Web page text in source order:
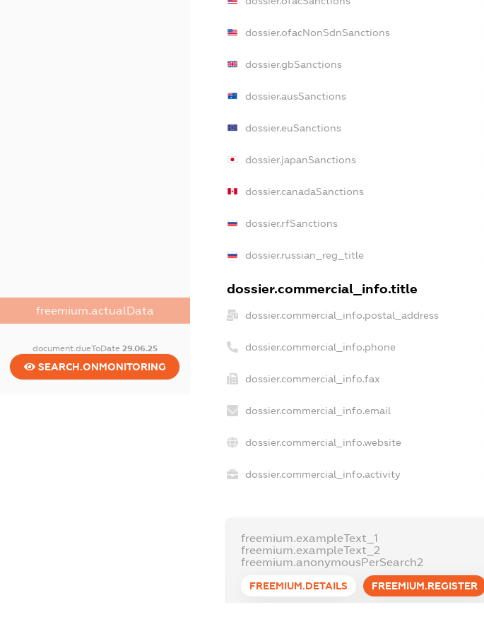
freemium.actualData
document.dueToDate 29.06.25
SEARCH.ONMONITORING
dossier.ofacNonSdnSanctions
dossier.gbSanctions
dossier.ausSanctions
dossier.euSanctions
dossier.japanSanctions
dossier.canadaSanctions
dossier.rfSanctions
dossier.russian_reg_title
dossier.commercial_info.title
dossier.commercial_info.postal_address
dossier.commercial_info.phone
dossier.commercial_info.fax
dossier.commercial_info.email
dossier.commercial_info.website
dossier.commercial_info.activity
freemium.exampleText_1
freemium.exampleText_2
freemium.anonymousPerSearch2
FREEMIUM.DETAILS FREEMIUM.REGISTER